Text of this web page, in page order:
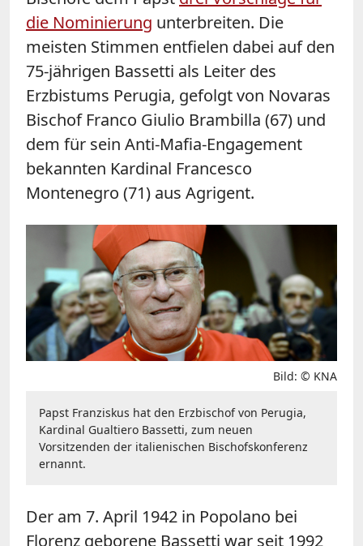
die Nominierung unterbreiten. Die
meisten Stimmen entfielen dabei auf den
75-jährigen Bassetti als Leiter des
Erzbistums Perugia, gefolgt von Novaras
Bischof Franco Giulio Brambilla (67) und
dem für sein Anti-Mafia-Engagement
bekannten Kardinal Francesco
Montenegro (71) aus Agrigent.
Bild: © KNA
Papst Franziskus hat den Erzbischof von Perugia,
Kardinal Gualtiero Bassetti, zum neuen
Vorsitzenden der italienischen Bischofskonferenz
ernannt.
Der am 7. April 1942 in Popolano bei
Florenz geborene Bassetti war seit 1992